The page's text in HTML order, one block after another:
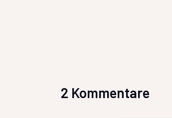
2 Kommentare